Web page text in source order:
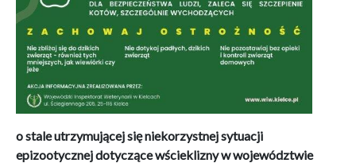
o stale utrzymującej się niekorzystnej sytuacji
epizootycznej dotyczące wścieklizny w województwie